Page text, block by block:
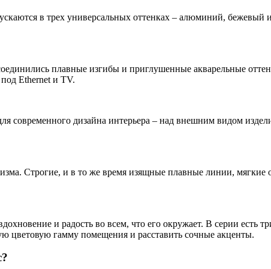
в трех универсальных оттенках – алюминий,
плавные изгибы и приглушенные акварельные
Ethernet и TV.
современного дизайна интерьера – над внешним видом
Строгие, и в то же время изящные плавные линии,
и радость во всем, что его окружает. В серии
цветовую гамму помещения и расставить сочные акценты.